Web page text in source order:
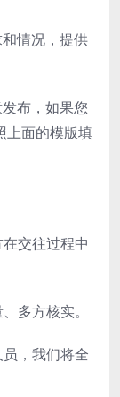
情况，提供
布，如果您
上面的模版填
交往过程中
多方核实。
，我们将全